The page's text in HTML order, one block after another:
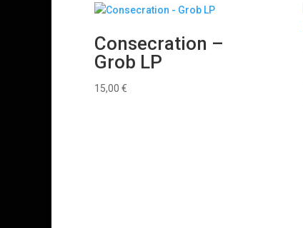
Consecration –
Grob LP
15,00 €